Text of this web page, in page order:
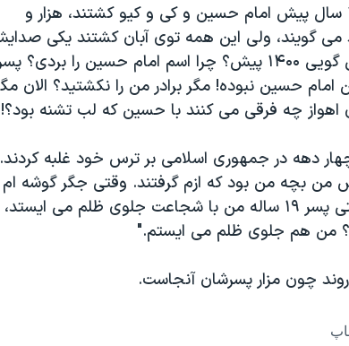
اعتراض استوری گذاشته بود که ۱۴۰۰ سال پیش امام حسین و کی و کیو کشتند، هزار و
گویند، ولی این همه توی آبان کشتند یکی
در نیامد. پسرم را بردند گفتند چرا می گویی ۱۴۰۰ پیش؟ چرا اسم امام حسین را بردی؟
حسین نبوده! مگر برادر من را نکشتید؟ الان
اهواز چه فرقی می کنند با حسین که لب تشنه
چهار دهه در جمهوری اسلامی بر ترس خود غلبه کردند.
من بچه من بود که ازم گرفتند. وقتی جگر گوشه ام
ازمن گرفتند دیگه چه ترسی دارم! وقتی پسر ۱۹ ساله من با شجاعت جلوی ظلم می ایستد،
من هم جلوی ظلم می ایستم."
چون مزار پسرشان آنجاست.